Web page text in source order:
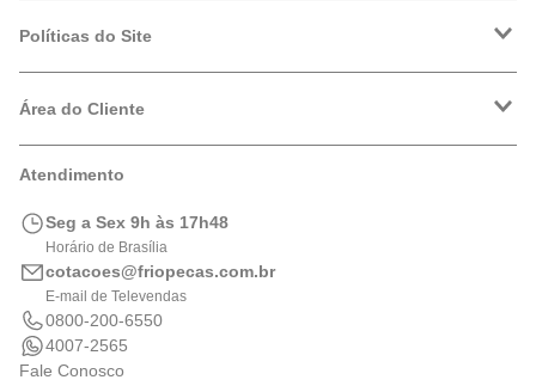
Trabalhe Conosco
Políticas do Site
Política de Privacidade
Logística
Área do Cliente
Meus Pedidos
Portal de Boletos
Atendimento
Seg a Sex 9h às 17h48
Horário de Brasília
cotacoes@friopecas.com.br
E-mail de Televendas
0800-200-6550
4007-2565
Fale Conosco